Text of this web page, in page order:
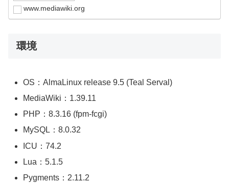
www.mediawiki.org
環境
OS：AlmaLinux release 9.5 (Teal Serval)
MediaWiki：1.39.11
PHP：8.3.16 (fpm-fcgi)
MySQL：8.0.32
ICU：74.2
Lua：5.1.5
Pygments：2.11.2